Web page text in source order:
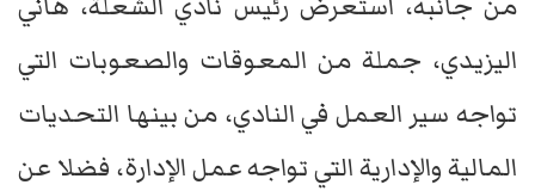
اليزيدي، جملة من المعوقات والصعوبات التي
تواجه سير العمل في النادي، من بينها التحديات
المالية والإدارية التي تواجه عمل الإدارة، فضلا عن